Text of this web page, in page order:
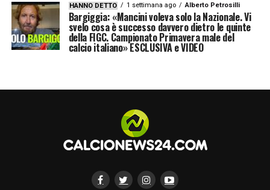
HANNO DETTO 1 settimana ago Alberto Petrosilli
Bargiggia: «Mancini voleva solo la Nazionale. Vi
svelo cosa è successo davvero dietro le quinte
della FIGC. Campionato Primavera male del
calcio italiano» ESCLUSIVA e VIDEO